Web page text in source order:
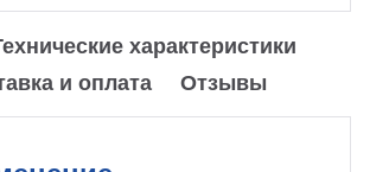
характеристики
и оплата Отзывы